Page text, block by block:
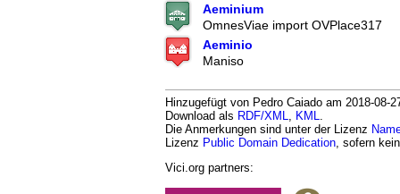
Aeminium
OmnesViae import OVPlace317
Aeminio
Maniso
Hinzugefügt von Pedro Caiado am 2018-
Download als RDF/XML KML
Die Anmerkungen sind unter der Lizenz
Lizenz Public Domain Dedication , sofern
Vici.org partners: